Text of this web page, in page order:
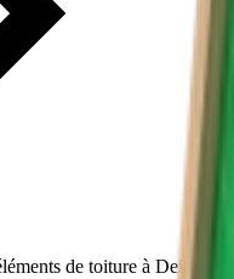
de toiture à Deinze